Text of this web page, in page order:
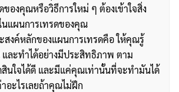
ของคุณหรือวิธีการใหม่ ๆ ต้องเข้าใจสิ่ง
นแผนการเทรดของคุณ
สงค์หลักของแผนการเทรดคือ ให้คุณรู้
ละทำได้อย่างมีประสิทธิภาพ ตาม
นใจได้ดี และมีแค่คุณเท่านั้นที่จะทำมันได้
อะไรเลยถ้าคุณไม่ฝึก